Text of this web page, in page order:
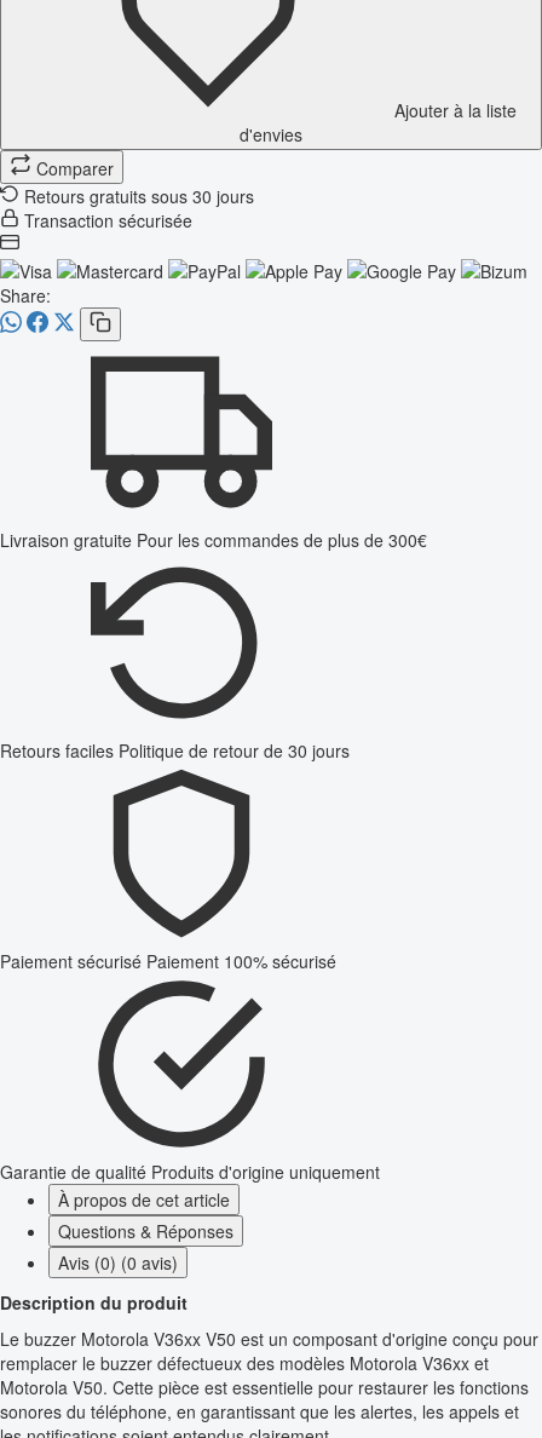
Ajouter à la liste
d'envies
Comparer
Retours gratuits sous 30 jours
Transaction sécurisée
Share:
Livraison gratuite Pour les commandes de plus de 300€
Retours faciles Politique de retour de 30 jours
Paiement sécurisé Paiement 100% sécurisé
Garantie de qualité Produits d'origine uniquement
À propos de cet article
Questions & Réponses
Avis (0) (0 avis)
Description du produit
Le buzzer Motorola V36xx V50 est un composant d'origine conçu pour
remplacer le buzzer défectueux des modèles Motorola V36xx et
Motorola V50. Cette pièce est essentielle pour restaurer les fonctions
sonores du téléphone, en garantissant que les alertes, les appels et